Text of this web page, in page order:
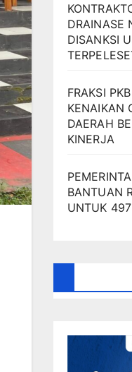
DRAINASE
DISANKSI
FRAKSI
KENAIKAN
DAERAH
KINERJA
BANTUAN
UNTUK